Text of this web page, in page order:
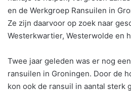
en de Werkgroep Ransuilen in
Ze zijn daarvoor op zoek naar
Westerkwartier, Westerwolde en
Twee jaar geleden was er nog
ransuilen in Groningen. Door de
kon ook de ransuil in aantal sterk